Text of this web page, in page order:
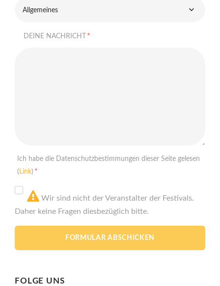
Allgemeines
DEINE NACHRICHT *
Ich habe die Datenschutzbestimmungen dieser Seite gelesen
( Link) *
Wir sind nicht der Veranstalter der Festivals.
Daher keine Fragen diesbezüglich bitte.
FOLGE UNS